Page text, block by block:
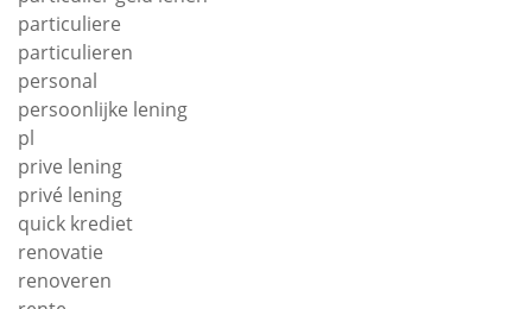
particuliere
particulieren
personal
persoonlijke lening
pl
prive lening
privé lening
quick krediet
renovatie
renoveren